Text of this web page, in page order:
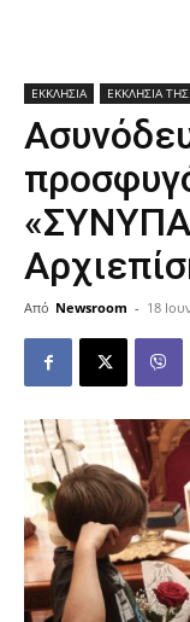
ΕΚΚΛΗΣΙΑ ΕΚΚΛΗΣΙΑ
Από Newsroom - 18